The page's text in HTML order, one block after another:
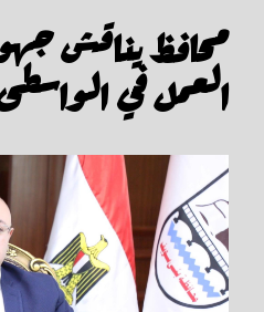
محافظ يناقش
العمل في